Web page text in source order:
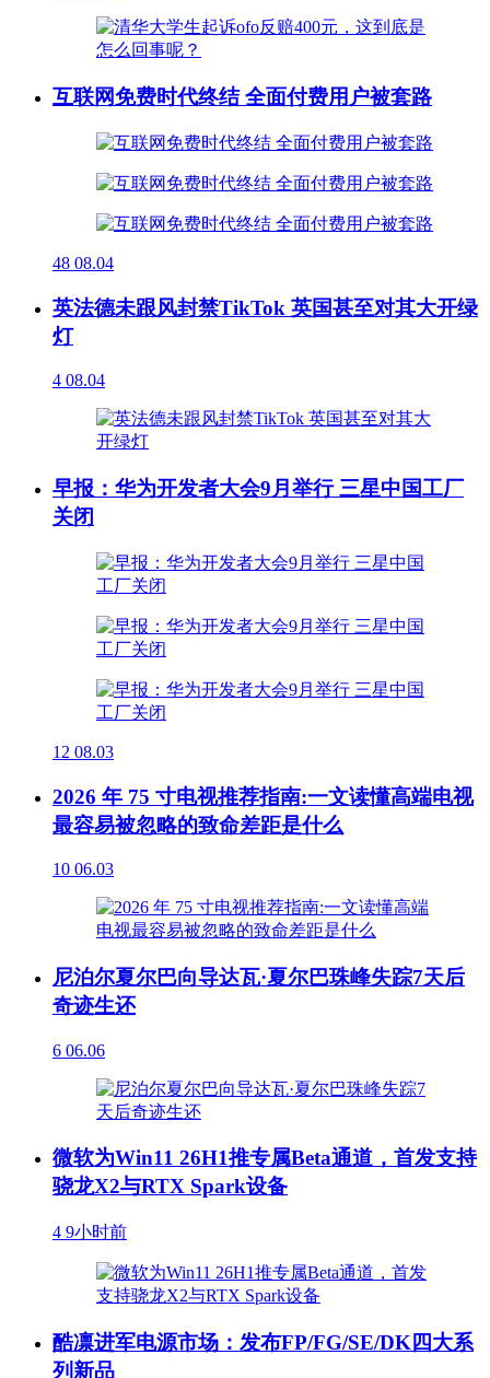
互联网免费时代终结 全面付费用户被套路
48 08.04
英法德未跟风封禁TikTok 英国甚至对其大开绿
灯
4 08.04
早报：华为开发者大会9月举行 三星中国工厂
关闭
12 08.03
2026 年 75 寸电视推荐指南:一文读懂高端电视
最容易被忽略的致命差距是什么
10 06.03
尼泊尔夏尔巴向导达瓦·夏尔巴珠峰失踪7天后
奇迹生还
6 06.06
微软为Win11 26H1推专属Beta通道，首发支持
骁龙X2与RTX Spark设备
4 9小时前
酷凛进军电源市场：发布FP/FG/SE/DK四大系
列新品